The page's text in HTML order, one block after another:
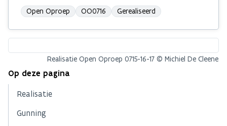
Open Oproep OO0716 Gerealiseerd
Realisatie Open Oproep 0715-16-17 © Michiel De Cleene
Op deze pagina
Realisatie
Gunning